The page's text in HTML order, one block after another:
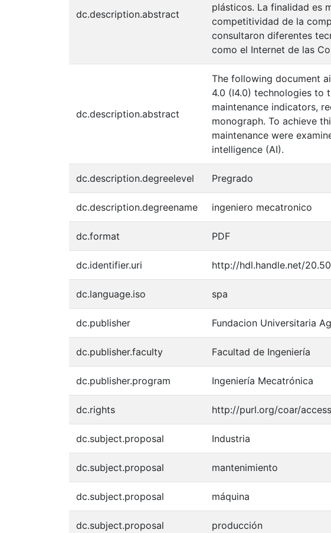
dc.description.abstract
plásticos. La finalidad es
competitividad de la
consultaron diferentes
como el Internet de las
dc.description.abstract
The following document
4.0 (I4.0) technologies to
maintenance indicators,
monograph. To achieve
maintenance were
intelligence (AI).
dc.description.degreelevel Pregrado
dc.description.degreename ingeniero mecatronico
dc.format PDF
dc.identifier.uri http://hdl.handle.net/
dc.language.iso spa
dc.publisher Fundacion Universitaria
dc.publisher.faculty Facultad de Ingeniería
dc.publisher.program Ingeniería Mecatrónica
dc.rights http://purl.org/coar/
dc.subject.proposal Industria
dc.subject.proposal mantenimiento
dc.subject.proposal máquina
dc.subject.proposal producción